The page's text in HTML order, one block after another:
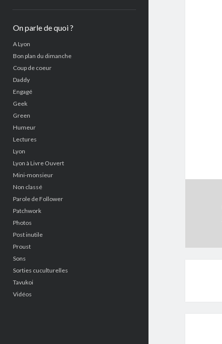
On parle de quoi ?
A Lyon
Bon plan du dimanche
Coup de coeur
Daddy
Engagé
Geek
Green
Humeur
Lectures
Lyon
Lyon à Livre Ouvert
Mini-monsieur
Non classé
Parole de Follower
Patchwork
Photos
Post inutile
Proust
Sons
Sorties cuculturelles
Tavukoi
Vidéos